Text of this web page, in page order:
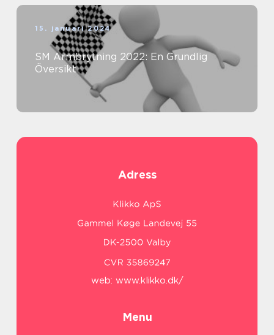
15. januari 2024
SM Armbrytning 2022: En Grundlig
Översikt
Adress
web: www.klikko.dk/
Menu